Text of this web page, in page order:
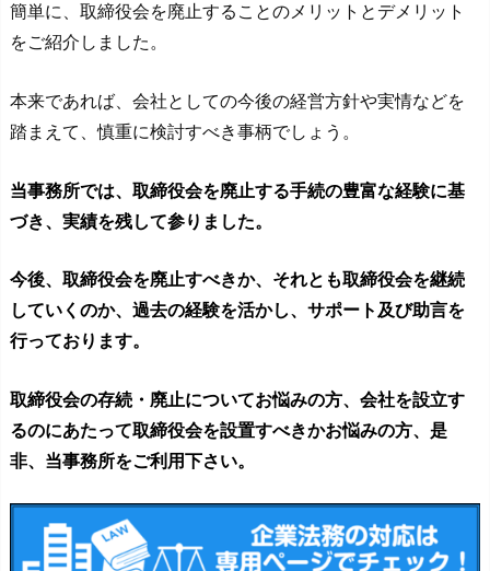
簡単に、取締役会を廃止することのメリットとデメリット
をご紹介しました。
本来であれば、会社としての今後の経営方針や実情などを
踏まえて、慎重に検討すべき事柄でしょう。
当事務所では、取締役会を廃止する手続の豊富な経験に基
づき、実績を残して参りました。
今後、取締役会を廃止すべきか、それとも取締役会を継続
していくのか、過去の経験を活かし、サポート及び助言を
行っております。
取締役会の存続・廃止についてお悩みの方、会社を設立す
るのにあたって取締役会を設置すべきかお悩みの方、是
非、当事務所をご利用下さい。